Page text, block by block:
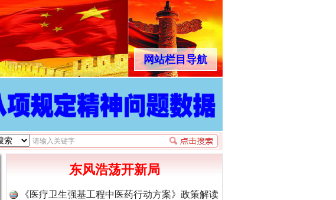
网站栏目导航
东风浩荡开新局
《医疗卫生强基工程中医药行动方案》政策解读